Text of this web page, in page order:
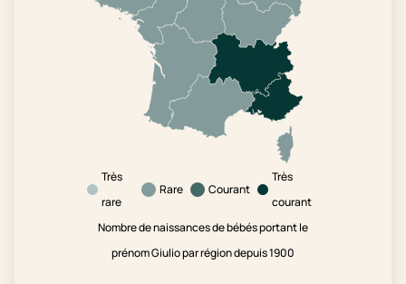
Très
rare
Rare Courant
Très
courant
Nombre de naissances de bébés portant le
prénom Giulio par région depuis 1900